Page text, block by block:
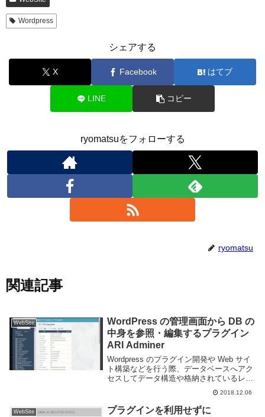
Wordpress
シェアする
X Facebook はてブ
LINE コピー
ryomatsuをフォローする
ryomatsu
関連記事
WebSite
WordPress の管理画面から DB の
中身を参照・編集するプラグイン
ARI Adminer
Wordpress のプラグイン開発や Web サイ
ト構築などを行う際、データベースへアク
セスしてデータ構造や格納されているレコ
ードを確認したい事がある。通常データベ
ースへアクセスするには ssh などでログイ
ンしてコマンドを実行したり、も...
2018.12.06
WebSite
プラグインを利用せずに